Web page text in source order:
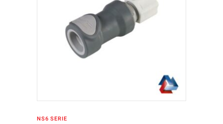
IN DEN WARENKORB
NS6 SERIE